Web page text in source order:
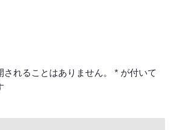
れることはありません。 * が付いて